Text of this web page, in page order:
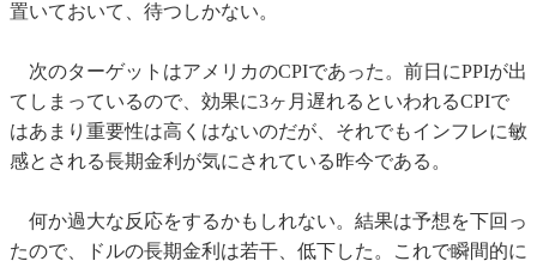
置いておいて、待つしかない。
次のターゲットはアメリカのCPIであった。前日にPPIが出
てしまっているので、効果に3ヶ月遅れるといわれるCPIで
はあまり重要性は高くはないのだが、それでもインフレに敏
感とされる長期金利が気にされている昨今である。
何か過大な反応をするかもしれない。結果は予想を下回っ
たので、ドルの長期金利は若干、低下した。これで瞬間的に